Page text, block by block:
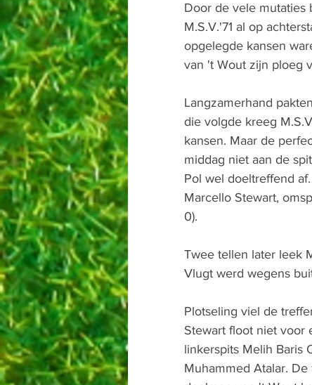
Door de vele mutaties
M.S.V.'71 al op
opgelegde kansen
van 't Wout zijn ploeg
Langzamerhand
die volgde kreeg
kansen. Maar de
middag niet aan de
Pol wel doeltreffend
Marcello Stewart,
0).
Twee tellen later leek
Vlugt werd wegens
Plotseling viel de
Stewart floot niet voor
linkerspits Melih Baris
Muhammed Atalar.